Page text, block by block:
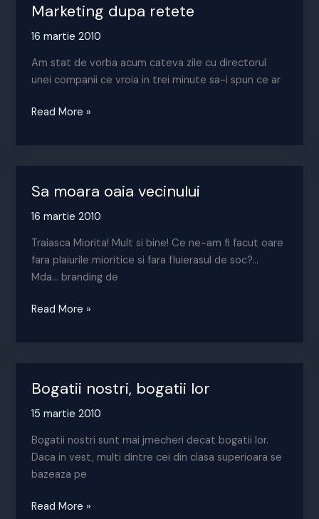
Marketing dupa retete
16 martie 2010
Am stat de vorba acum cateva zile cu directorul
unei companii ce vroia in trei minute sa-i spun ce ar
Marketing
Read More »
Sa moara oaia vecinului
16 martie 2010
Traiasca Miorita! Mult si bine! Ce ne-am fi facut oare
fara plaiurile mioritice si fara fluierasul de soc?…
Mda… branding de
Sa
Read More »
Bogatii nostri, bogatii lor
15 martie 2010
Bogatii nostri sunt mai jmecheri decat bogatii lor.
Daca in vest, multi dintre cei din clasa superioara se
bazeaza pe
Bogatii
Read More »